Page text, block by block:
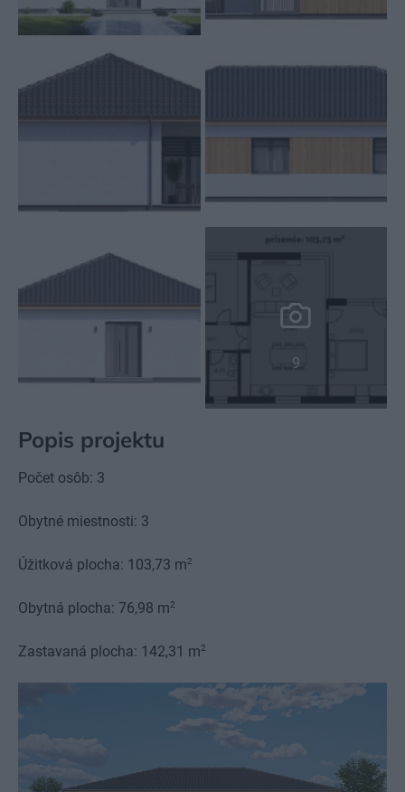
9
Popis projektu
Počet osôb: 3
Obytné miestnosti: 3
Úžitková plocha: 103,73 m2
Obytná plocha: 76,98 m2
Zastavaná plocha: 142,31 m2